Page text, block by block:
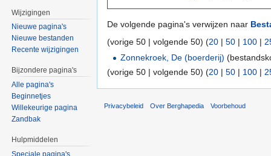
De volgende pagina's verwijzen naar
(vorige 50 | volgende 50) (20 | 50 | 100 |
Zonnekroek, De (boerderij)
(vorige 50 | volgende 50) (20 | 50 | 100 |
Wijzigingen
Nieuwe pagina's
Nieuwe bestanden
Recente wijzigingen
Bijzondere pagina's
Alle pagina's
Beginnetjes
Willekeurige pagina
Zandbak
Hulpmiddelen
Speciale pagina's
Privacybeleid Over Berghapedia Voorbehoud